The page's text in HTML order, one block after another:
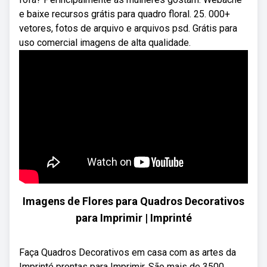
e baixe recursos grátis para quadro floral. 25. 000+
vetores, fotos de arquivo e arquivos psd. Grátis para
uso comercial imagens de alta qualidade.
Imagens de Flores para Quadros Decorativos
para Imprimir | Imprinté
Faça Quadros Decorativos em casa com as artes da